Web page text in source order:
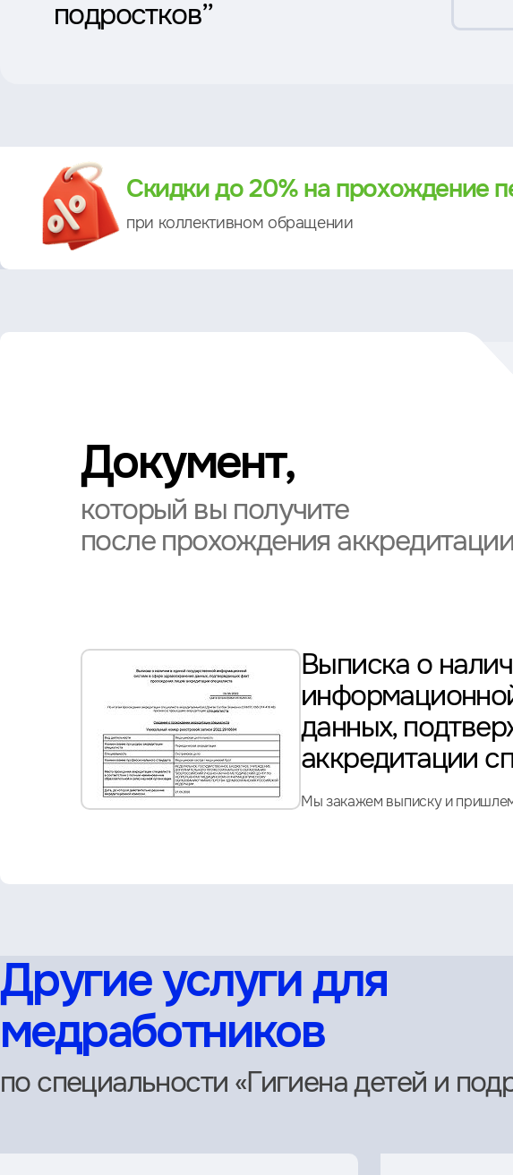
подростков”
ПреимуществоСкидки до 20% на прохождение
при коллективном обращении
Документ,
который вы получите
после прохождения аккредитации
Выписка о
данных,
аккредитации
Мы закажем выписку и
Другие услуги для
медработников
по специальности «Гигиена детей и